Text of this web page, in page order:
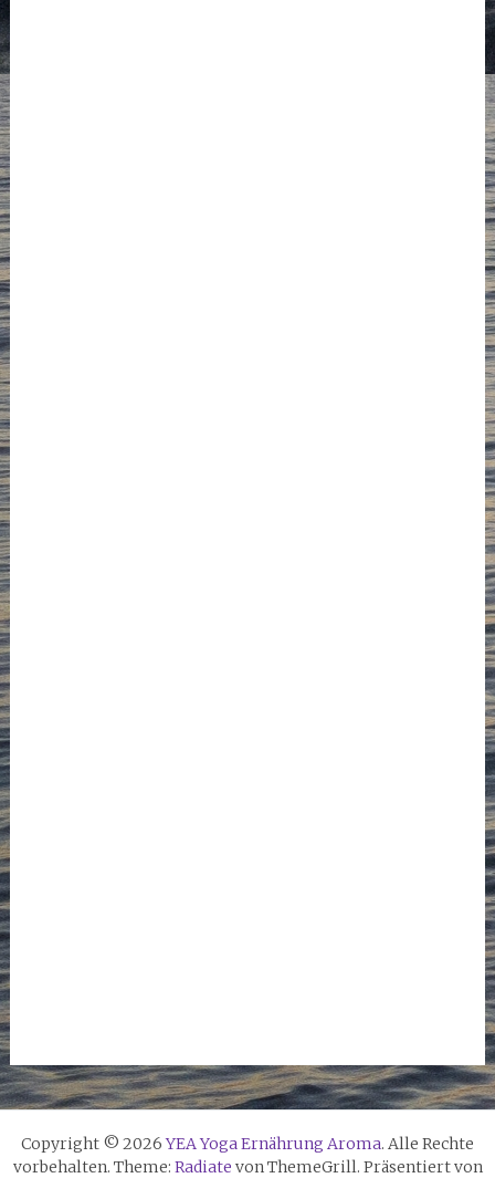
Copyright © 2026YEA Yoga Ernährung Aroma. Alle Rechte
vorbehalten. Theme: Radiate von ThemeGrill. Präsentiert von